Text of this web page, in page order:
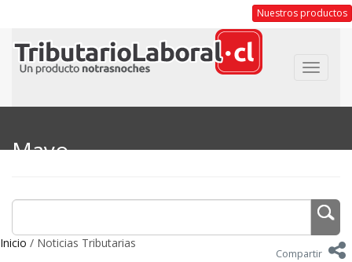
Nuestros productos
Toggle
Mayo
Inicio / Noticias Tributarias
Compartir